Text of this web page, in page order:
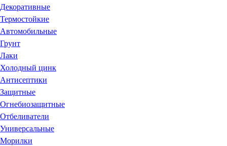
Декоративные
Термостойкие
Автомобильные
Грунт
Лаки
Холодный цинк
Антисептики
Защитные
Огнебиозащитные
Отбеливатели
Универсальные
Морилки